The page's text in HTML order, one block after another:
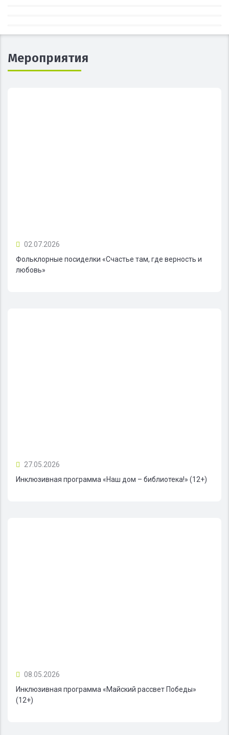
Мероприятия
02.07.2026
Фольклорные посиделки «Счастье там, где верность и
любовь»
27.05.2026
Инклюзивная программа «Наш дом – библиотека!» (12+)
08.05.2026
Инклюзивная программа «Майский рассвет Победы»
(12+)